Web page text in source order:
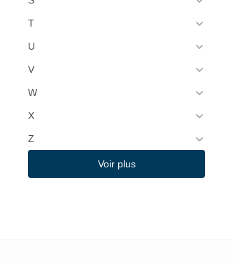
T
U
V
W
X
Z
Voir plus